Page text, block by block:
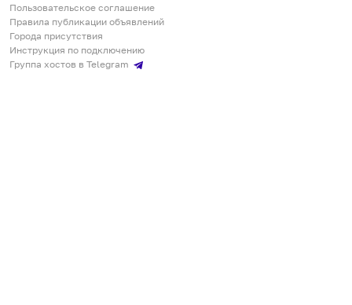
Пользовательское соглашение
Правила публикации объявлений
Города присутствия
Инструкция по подключению
Группа хостов в Telegram